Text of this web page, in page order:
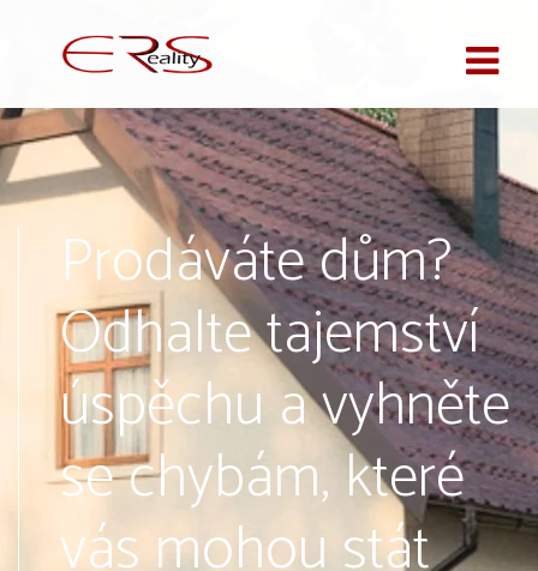
Prodáváte dům?
Odhalte tajemství
úspěchu a vyhněte
se chybám, které
vás mohou stát